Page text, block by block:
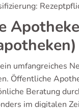
umfangreiches
Öffentliche
Beratung
im digitalen